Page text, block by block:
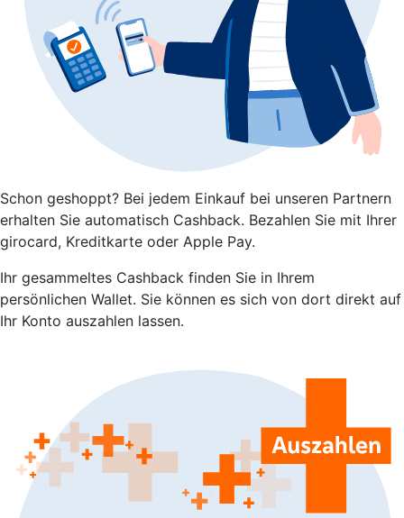
Schon geshoppt? Bei jedem Einkauf bei unseren Partnern
erhalten Sie automatisch Cashback. Bezahlen Sie mit Ihrer
girocard, Kreditkarte oder Apple Pay.
Ihr gesammeltes Cashback finden Sie in Ihrem
persönlichen Wallet. Sie können es sich von dort direkt auf
Ihr Konto auszahlen lassen.